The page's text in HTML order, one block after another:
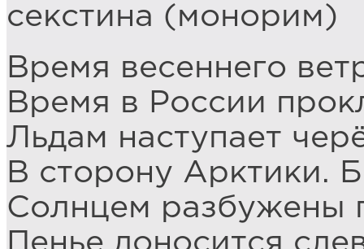
секстина (монорим)
Время весеннего
Время в России
Льдам наступает
В сторону Арктики.
Солнцем разбужены
Пенье доносится